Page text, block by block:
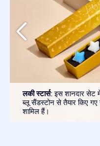
लकी स्टार्स: इस शानदार सेट
ब्लू सैंडस्टोन से तैयार किए
शामिल हैं।